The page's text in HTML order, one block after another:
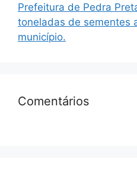
Prefeitura de Pedra
toneladas de sementes
município.
Comentários